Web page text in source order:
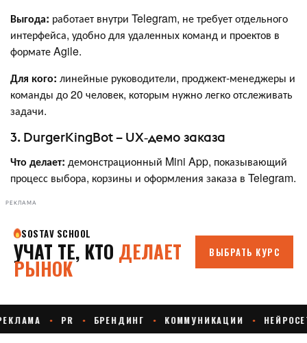
Выгода: работает внутри Telegram, не требует отдельного
интерфейса, удобно для удаленных команд и проектов в
формате Agile.
Для кого: линейные руководители, проджект‑менеджеры и
команды до 20 человек, которым нужно легко отслеживать
задачи.
3. DurgerKingBot – UX‑демо заказа
Что делает: демонстрационный Mini App, показывающий
процесс выбора, корзины и оформления заказа в Telegram.
РЕКЛАМА